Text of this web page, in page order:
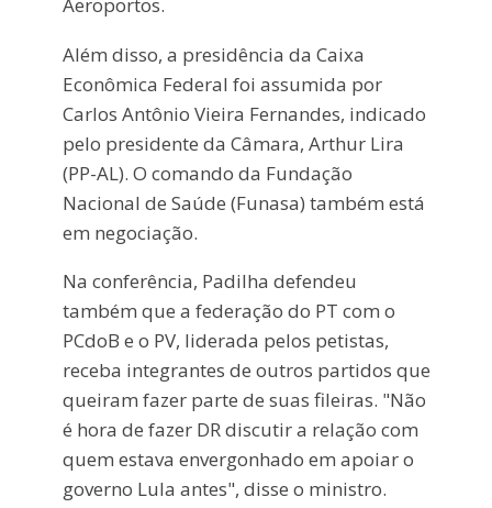
Além disso, a presidência da Caixa
Econômica Federal foi assumida por
Carlos Antônio Vieira Fernandes, indicado
pelo presidente da Câmara, Arthur Lira
(PP-AL). O comando da Fundação
Nacional de Saúde (Funasa) também está
em negociação.
Na conferência, Padilha defendeu
também que a federação do PT com o
PCdoB e o PV, liderada pelos petistas,
receba integrantes de outros partidos que
queiram fazer parte de suas fileiras. "Não
é hora de fazer DR discutir a relação com
quem estava envergonhado em apoiar o
governo Lula antes", disse o ministro.